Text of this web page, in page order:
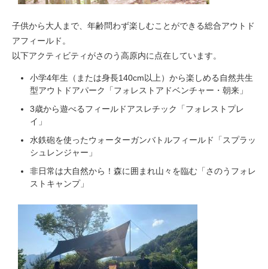
子供から大人まで、年齢問わず楽しむことができる総合アウトド
アフィールド。
以下アクティビティがさのう高原内に点在しています。
小学4年生（または身長140cm以上）から楽しめる自然共生
型アウトドアパーク「フォレストアドベンチャー・朝来」
3歳から遊べるフィールドアスレチック「フォレストプレ
イ」
水鉄砲を使ったウォーターガンバトルフィールド「スプラッ
シュレンジャー」
非日常は大自然から！森に囲まれ山々を臨む「さのうフォレ
ストキャンプ」